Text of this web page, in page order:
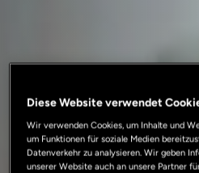
Diese Website verwendet
Wir verwenden Cookies, um Inhalte und
um Funktionen für soziale Medien
Datenverkehr zu analysieren. Wir geben
unserer Website auch an unsere Partner